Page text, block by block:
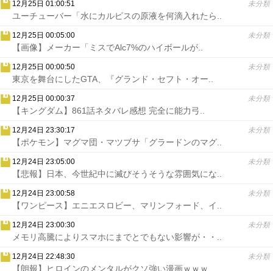
12月25日 01:00:51 未分類
ユーチューバー「水にカルピスの原液を何滴入れたら..
12月25日 00:05:00 未分類
【画像】メーカー「ミスでAlc7%のハイボールが..
12月25日 00:00:50 未分類
東京を舞台にしたGTA、『グランド・セフト・オー..
12月25日 00:00:37 未分類
【キングダム】861話ネタバレ感想 完全に能力弓..
12月24日 23:30:17 未分類
【ポケモン】マグマ団・マツブサ「グラードンのマグ..
12月24日 23:05:00 未分類
【悲報】日本、今世紀中に滅びそうそうな雰囲気にな..
12月24日 23:00:58 未分類
【ワンピース】エニエスロビー、マリンフォード、イ..
12月24日 23:00:30 未分類
メモリ高騰によりスマホにまでとでもない影響が・・..
12月24日 22:48:30 未分類
【朗報】ヒロインのメンタルがクソ強い漫画ｗｗｗ..